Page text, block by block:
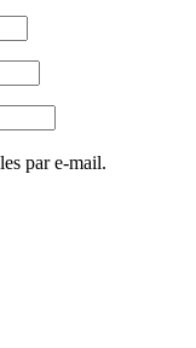
par e-mail.